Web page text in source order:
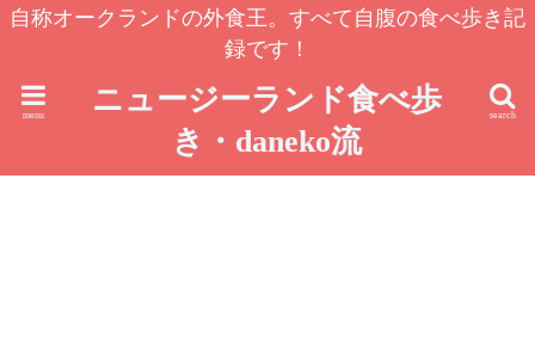
自称オークランドの外食王。すべて自腹の食べ歩き記
録です！
ニュージーランド食べ歩
き・daneko流
search
menu